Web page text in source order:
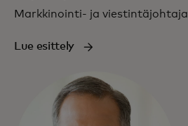
Markkinointi- ja viestintäjohtaja
Lue esittely